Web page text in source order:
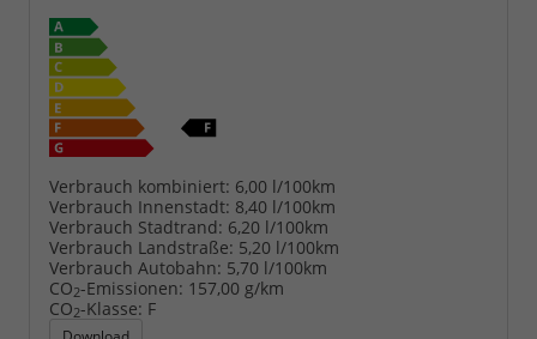
Verbrauch kombiniert: 6,00 l/100km
Verbrauch Innenstadt: 8,40 l/100km
Verbrauch Stadtrand: 6,20 l/100km
Verbrauch Landstraße: 5,20 l/100km
Verbrauch Autobahn: 5,70 l/100km
CO2-Emissionen: 157,00 g/km
CO2-Klasse: F